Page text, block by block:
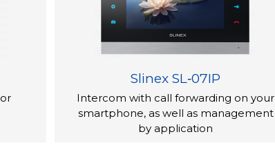
Slinex SL‑07IP
Intercom with call forwarding on your
smartphone, as well as management
by application